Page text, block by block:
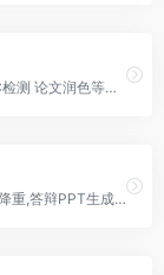
PaperDog,提供免费论文查重 智能降重 AIGC检测 论文润色等一站式学术服务
PaperPro,提供免费论文查重,AIGC检测,论文降重,答辩PPT生成,AI写作等一站式学术服务